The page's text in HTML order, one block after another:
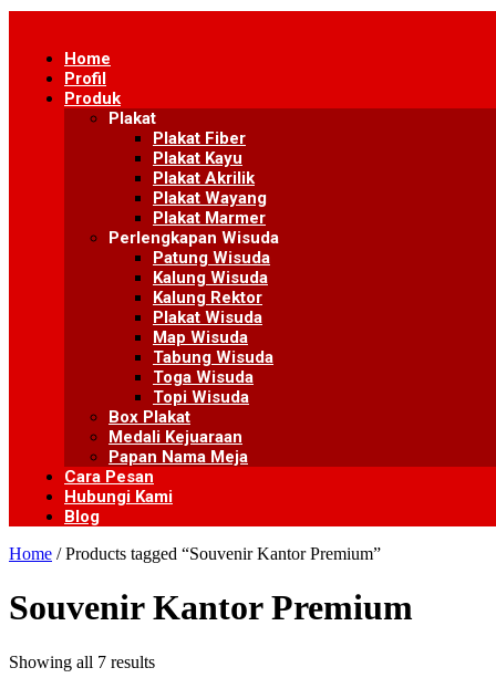
content
Home
Profil
Produk
Plakat
Plakat Fiber
Plakat Kayu
Plakat Akrilik
Plakat Wayang
Plakat Marmer
Perlengkapan Wisuda
Patung Wisuda
Kalung Wisuda
Kalung Rektor
Plakat Wisuda
Map Wisuda
Tabung Wisuda
Toga Wisuda
Topi Wisuda
Box Plakat
Medali Kejuaraan
Papan Nama Meja
Cara Pesan
Hubungi Kami
Blog
Home / Products tagged “Souvenir Kantor Premium”
Souvenir Kantor Premium
Showing all 7 results